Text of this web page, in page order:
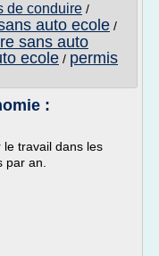
de conduire /
auto ecole /
sans auto
ecole / permis
:
travail dans les
an.